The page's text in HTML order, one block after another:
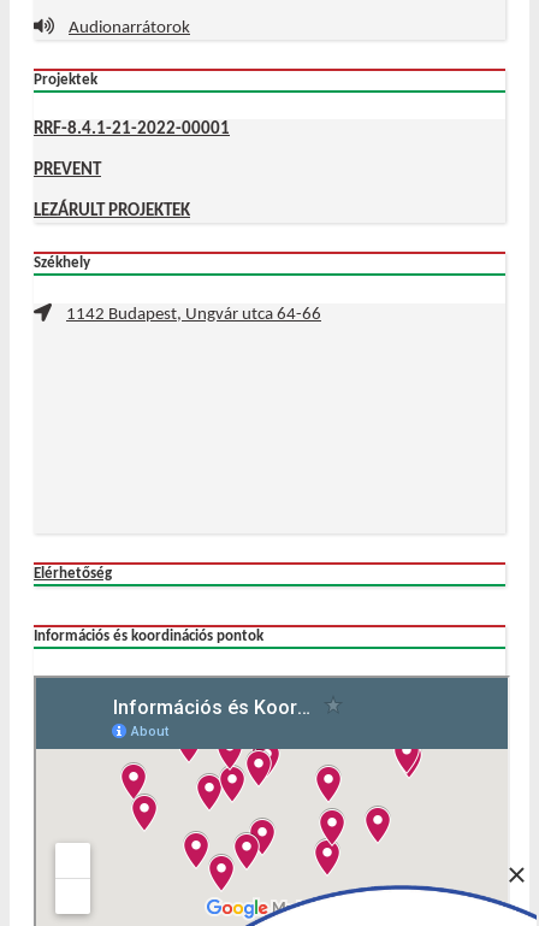
×
Audionarrátorok
Projektek
RRF-8.4.1-21-2022-00001
PREVENT
LEZÁRULT PROJEKTEK
Székhely
1142 Budapest, Ungvár utca 64-66
Elérhetőség
Információs és koordinációs pontok